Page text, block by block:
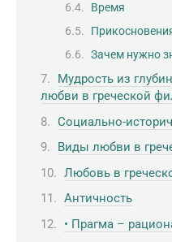
Время
Зачем нужно
Мудрость из
любви в греческой
Социально-
Виды любви в
Любовь в
Античность
• Прагма –